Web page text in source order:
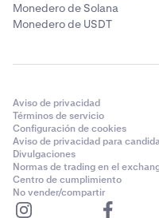
Monedero de Solana
Monedero de USDT
Aviso de privacidad
Términos de servicio
Configuración de cookies
Aviso de privacidad para
Divulgaciones
Normas de trading en el
Centro de cumplimiento
No vender/compartir